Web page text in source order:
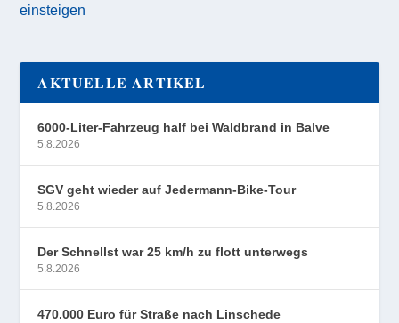
einsteigen
AKTUELLE ARTIKEL
6000-Liter-Fahrzeug half bei Waldbrand in Balve
5.8.2026
SGV geht wieder auf Jedermann-Bike-Tour
5.8.2026
Der Schnellst war 25 km/h zu flott unterwegs
5.8.2026
470.000 Euro für Straße nach Linschede